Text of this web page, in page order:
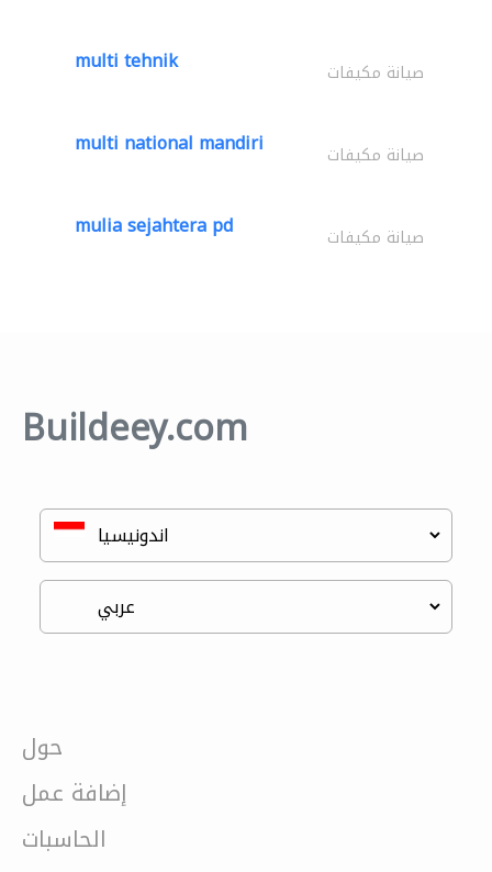
multi tehnik صيانة مكيفات
multi national mandiri صيانة مكيفات
mulia sejahtera pd صيانة مكيفات
Buildeey.com
حول
إضافة عمل
الحاسبات